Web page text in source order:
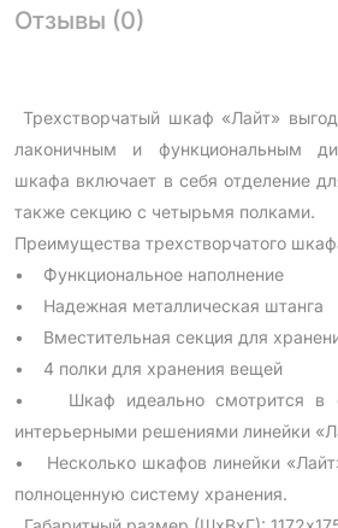
Отзывы (0)
Трехстворчатый шкаф «Лайт»
лаконичным и функциональным
шкафа включает в себя отделение
также секцию с четырьмя полками.
Преимущества трехстворчатого
• Функциональное наполнение
• Надежная металлическая штанга
• Вместительная секция для
• 4 полки для хранения вещей
• Шкаф идеально смотрится в
интерьерными решениями линейки
• Несколько шкафов линейки
полноценную систему хранения.